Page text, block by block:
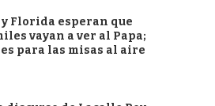
y Florida esperan que
vayan a ver al Papa;
para las misas al aire